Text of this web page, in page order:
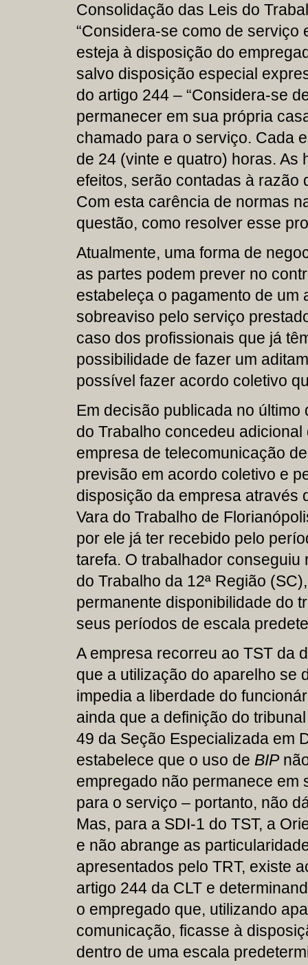
Consolidação das Leis do
“Considera-se como de
esteja à disposição do
salvo disposição especial
do artigo 244 – “Considera-se
permanecer em sua própria
chamado para o serviço. Cada
de 24 (vinte e quatro) horas. As
efeitos, serão contadas à razão
Com esta carência de normas
questão, como resolver esse
Atualmente, uma forma de
as partes podem prever no
estabeleça o pagamento de
sobreaviso pelo serviço
caso dos profissionais que já
possibilidade de fazer um
possível fazer acordo coletivo
Em decisão publicada no
do Trabalho concedeu
empresa de telecomunicação
previsão em acordo coletivo e
disposição da empresa através
Vara do Trabalho de
por ele já ter recebido pelo
tarefa. O trabalhador
do Trabalho da 12ª Região
permanente disponibilidade do
seus períodos de escala
A empresa recorreu ao TST da
que a utilização do aparelho se
impedia a liberdade do
ainda que a definição do
49 da Seção Especializada em
estabelece que o uso de BIP
empregado não permanece
para o serviço – portanto, não
Mas, para a SDI-1 do TST, a
e não abrange as
apresentados pelo TRT, existe
artigo 244 da CLT e
o empregado que, utilizando
comunicação, ficasse à
dentro de uma escala